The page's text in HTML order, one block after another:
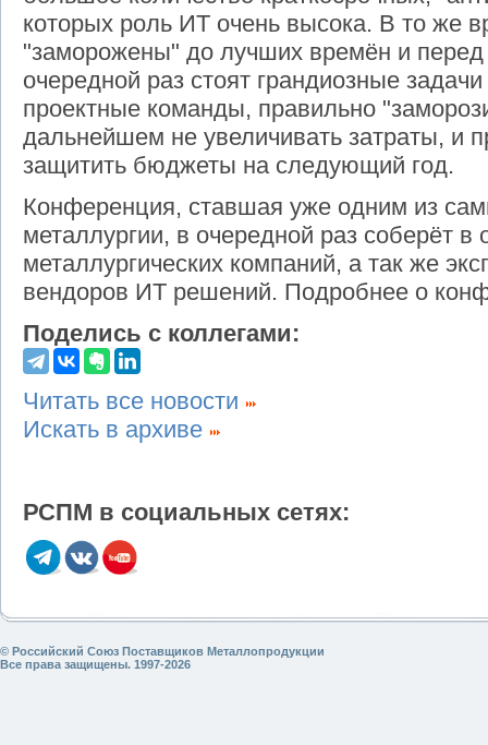
которых роль ИТ очень высока. В то же
"заморожены" до лучших времён и
очередной раз стоят грандиозные
проектные команды, правильно
дальнейшем не увеличивать затраты, и
защитить бюджеты на следующий год.
Конференция, ставшая уже одним из
металлургии, в очередной раз соберёт
металлургических компаний, а так же
вендоров ИТ решений. Подробнее о
Поделись с коллегами:
Читать все новости
Искать в архиве
РСПМ в социальных сетях:
© Российский Союз Поставщиков Металлопродукции
Все права защищены. 1997-2026